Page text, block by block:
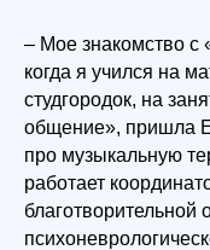
– Мое знакомство с
когда я учился на
студгородок, на
общение», пришла
про музыкальную
работает
благотворительной